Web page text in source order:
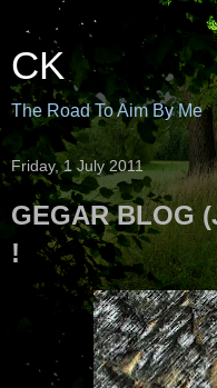
CK
The Road To Aim By Me
Friday, 1 July 2011
GEGAR BLOG
!